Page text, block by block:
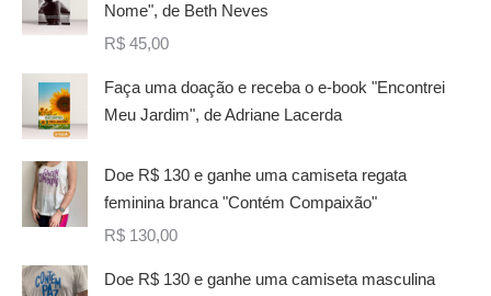
Nome", de Beth Neves
R$ 45,00
Faça uma doação e receba o e-book "Encontrei
Meu Jardim", de Adriane Lacerda
Doe R$ 130 e ganhe uma camiseta regata
feminina branca "Contém Compaixão"
R$ 130,00
Doe R$ 130 e ganhe uma camiseta masculina